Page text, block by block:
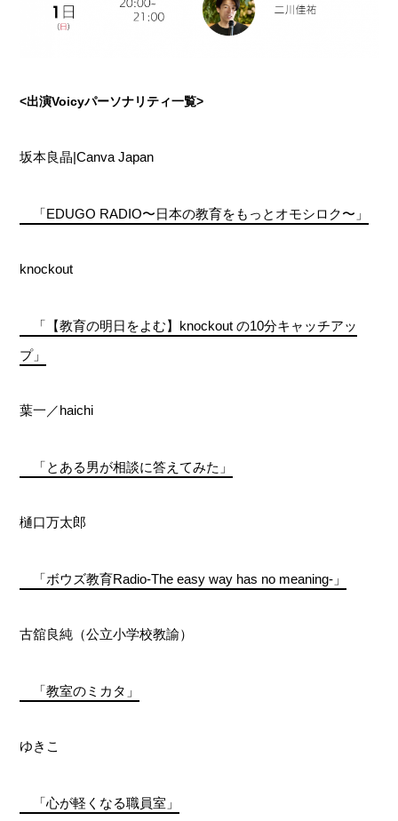
<出演Voicyパーソナリティ一覧>
坂本良晶|Canva Japan
「EDUGO RADIO〜日本の教育をもっとオモシロク〜」
knockout
「【教育の明日をよむ】knockout の10分キャッチアッ
プ」
葉一／haichi
「とある男が相談に答えてみた」
樋口万太郎
「ボウズ教育Radio-The easy way has no meaning-」
古舘良純（公立小学校教諭）
「教室のミカタ」
ゆきこ
「心が軽くなる職員室」